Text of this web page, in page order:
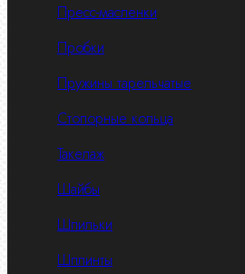
Пресс-масленки
Пробки
Пружины тарельчатые
Стопорные кольца
Такелаж
Шайбы
Шпильки
Шплинты